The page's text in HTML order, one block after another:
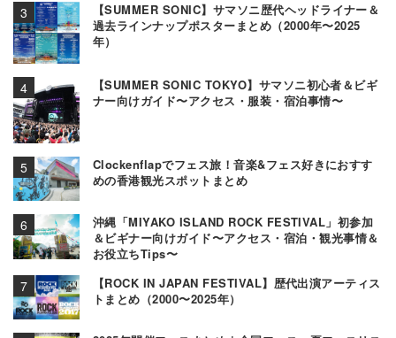
【SUMMER SONIC】サマソニ歴代ヘッドライナー＆
過去ラインナップポスターまとめ（2000年〜2025
年）
【SUMMER SONIC TOKYO】サマソニ初心者＆ビギ
ナー向けガイド〜アクセス・服装・宿泊事情〜
Clockenflapでフェス旅！音楽&フェス好きにおすす
めの香港観光スポットまとめ
沖縄「MIYAKO ISLAND ROCK FESTIVAL」初参加
＆ビギナー向けガイド〜アクセス・宿泊・観光事情＆
お役立ちTips〜
【ROCK IN JAPAN FESTIVAL】歴代出演アーティス
トまとめ（2000〜2025年）